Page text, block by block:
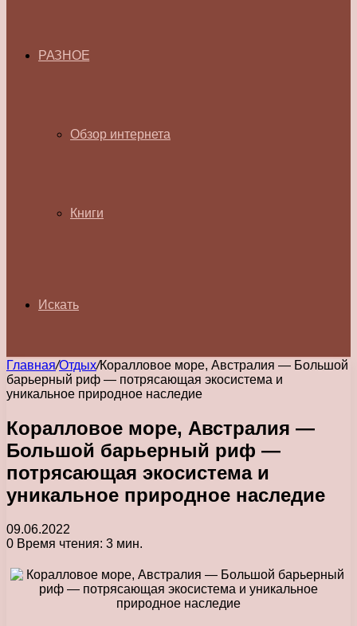
РАЗНОЕ
Обзор интернета
Книги
Искать
Главная/Отдых/Коралловое море, Австралия — Большой
барьерный риф — потрясающая экосистема и
уникальное природное наследие
Коралловое море, Австралия —
Большой барьерный риф —
потрясающая экосистема и
уникальное природное наследие
09.06.2022
0 Время чтения: 3 мин.